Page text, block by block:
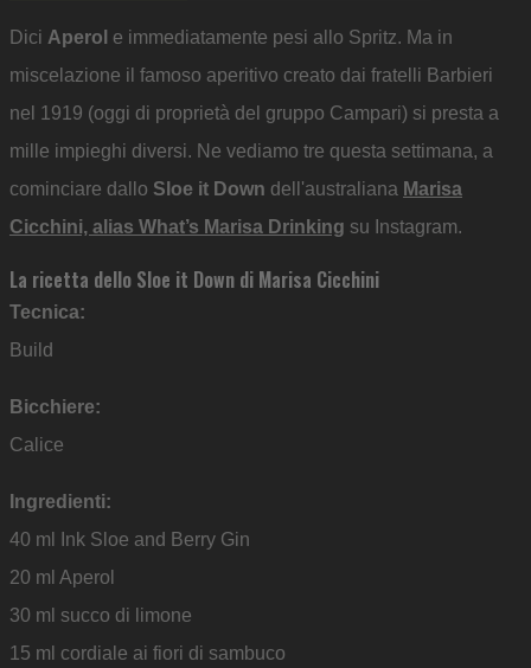
Dici Aperol e immediatamente pesi allo Spritz. Ma in
miscelazione il famoso aperitivo creato dai fratelli Barbieri
nel 1919 (oggi di proprietà del gruppo Campari) si presta a
mille impieghi diversi. Ne vediamo tre questa settimana, a
cominciare dallo Sloe it Down dell'australiana Marisa
Cicchini, alias What’s Marisa Drinking su Instagram.
La ricetta dello Sloe it Down di Marisa Cicchini
Tecnica:
Build
Bicchiere:
Calice
Ingredienti:
40 ml Ink Sloe and Berry Gin
20 ml Aperol
30 ml succo di limone
15 ml cordiale ai fiori di sambuco